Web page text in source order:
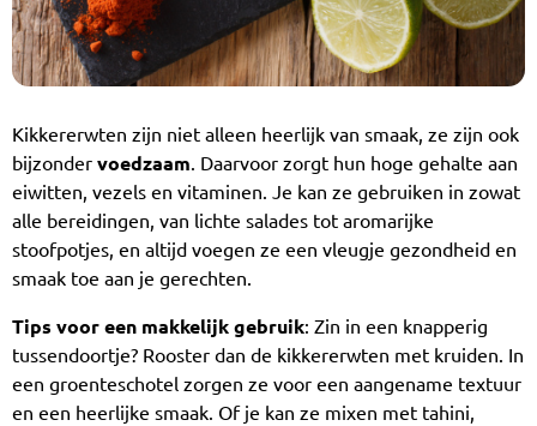
Kikkererwten zijn niet alleen heerlijk van smaak, ze zijn ook
bijzonder voedzaam. Daarvoor zorgt hun hoge gehalte aan
eiwitten, vezels en vitaminen. Je kan ze gebruiken in zowat
alle bereidingen, van lichte salades tot aromarijke
stoofpotjes, en altijd voegen ze een vleugje gezondheid en
smaak toe aan je gerechten.
Tips voor een makkelijk gebruik: Zin in een knapperig
tussendoortje? Rooster dan de kikkererwten met kruiden. In
een groenteschotel zorgen ze voor een aangename textuur
en een heerlijke smaak. Of je kan ze mixen met tahini,